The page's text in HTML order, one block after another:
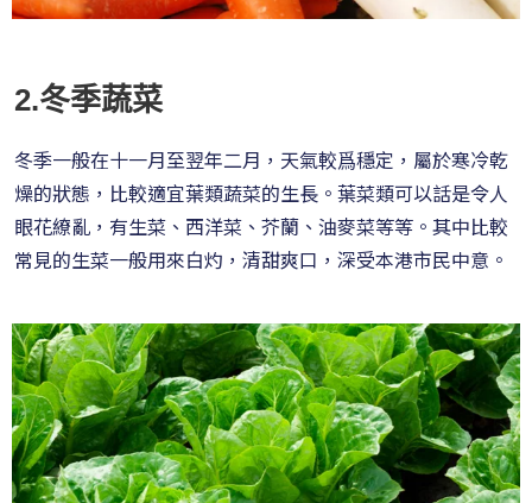
2.冬季蔬菜
冬季一般在十一月至翌年二月，天氣較爲穩定，屬於寒冷乾
燥的狀態，比較適宜葉類蔬菜的生長。葉菜類可以話是令人
眼花繚亂，有生菜、西洋菜、芥蘭、油麥菜等等。其中比較
常見的生菜一般用來白灼，清甜爽口，深受本港市民中意。